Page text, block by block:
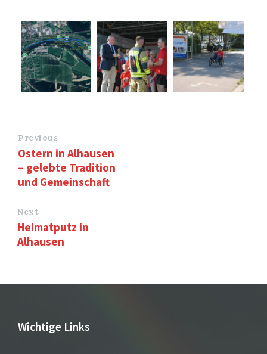
Previous
Ostern in Alhausen
– gelebte Tradition
und Gemeinschaft
Next
Heimatputz in
Alhausen
Wichtige Links